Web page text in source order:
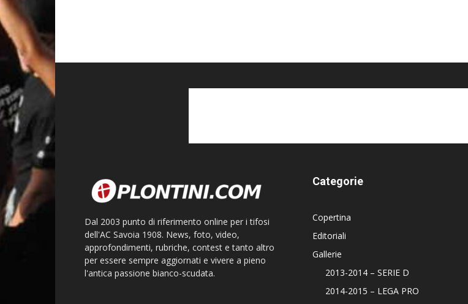
Dal 2003 punto di riferimento online per i tifosi
dell'AC Savoia 1908. News, foto, video,
approfondimenti, rubriche, contest e tanto altro
per essere sempre aggiornati e vivere a pieno
l'antica passione bianco-scudata.
Categorie
Copertina
Editoriali
Gallerie
2013-2014 – SERIE D
2014-2015 – LEGA PRO